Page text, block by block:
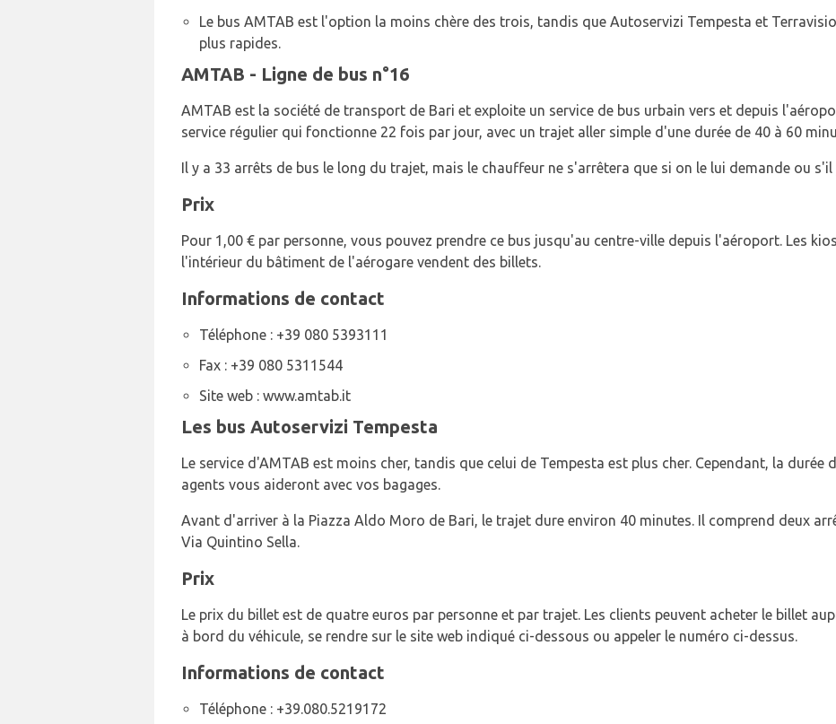
Le bus AMTAB est l'option la moins chère des trois, tandis que Autoservizi Tempesta et
plus rapides.
AMTAB - Ligne de bus n°16
AMTAB est la société de transport de Bari et exploite un service de bus urbain vers et depuis
service régulier qui fonctionne 22 fois par jour, avec un trajet aller simple d'une durée de 40 à 60
Il y a 33 arrêts de bus le long du trajet, mais le chauffeur ne s'arrêtera que si on le lui demande ou
Prix
Pour 1,00 € par personne, vous pouvez prendre ce bus jusqu'au centre-ville depuis l'aéroport. Les
l'intérieur du bâtiment de l'aérogare vendent des billets.
Informations de contact
Téléphone : +39 080 5393111
Fax : +39 080 5311544
Site web : www.amtab.it
Les bus Autoservizi Tempesta
Le service d'AMTAB est moins cher, tandis que celui de Tempesta est plus cher. Cependant, la durée
agents vous aideront avec vos bagages.
Avant d'arriver à la Piazza Aldo Moro de Bari, le trajet dure environ 40 minutes. Il comprend deux
Via Quintino Sella.
Prix
Le prix du billet est de quatre euros par personne et par trajet. Les clients peuvent acheter le billet
à bord du véhicule, se rendre sur le site web indiqué ci-dessous ou appeler le numéro ci-dessus.
Informations de contact
Téléphone : +39.080.5219172